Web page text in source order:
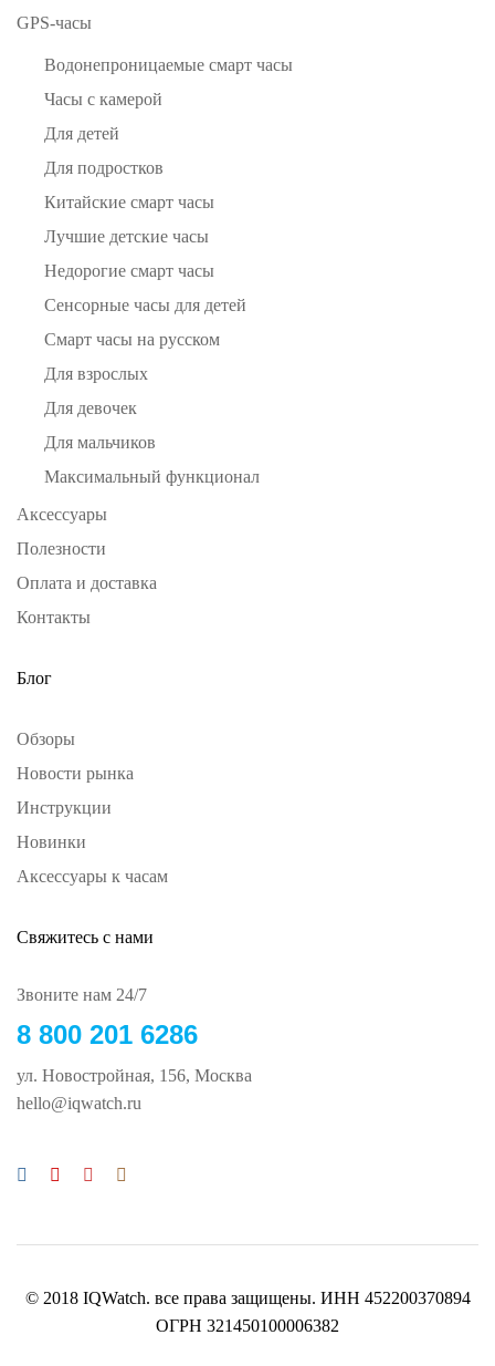
GPS-часы
Водонепроницаемые смарт часы
Часы с камерой
Для детей
Для подростков
Китайские смарт часы
Лучшие детские часы
Недорогие смарт часы
Сенсорные часы для детей
Смарт часы на русском
Для взрослых
Для девочек
Для мальчиков
Максимальный функционал
Аксессуары
Полезности
Оплата и доставка
Контакты
Блог
Обзоры
Новости рынка
Инструкции
Новинки
Аксессуары к часам
Свяжитесь с нами
Звоните нам 24/7
8 800 201 6286
ул. Новостройная, 156, Москва
hello@iqwatch.ru
© 2018 IQWatch. все права защищены. ИНН 452200370894
ОГРН 321450100006382